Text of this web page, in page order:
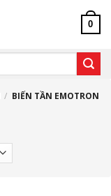
0
/ BIẾN TẦN EMOTRON